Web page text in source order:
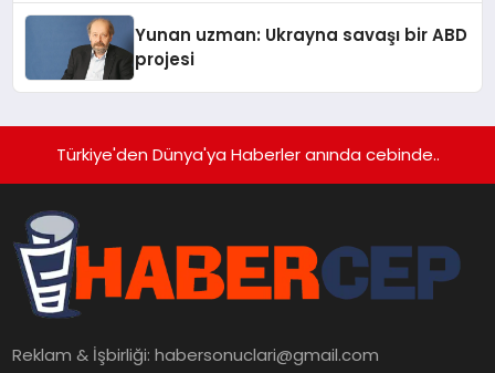
Yunan uzman: Ukrayna savaşı bir ABD
projesi
Türkiye'den Dünya'ya Haberler anında cebinde..
Reklam & İşbirliği:habersonuclari@gmail.com